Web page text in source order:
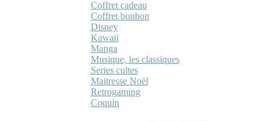
Coffret cadeau
Coffret bonbon
Disney
Kawaii
Manga
Musique, les classiques
Series cultes
Maitresse Noël
Retrogaming
Coquin